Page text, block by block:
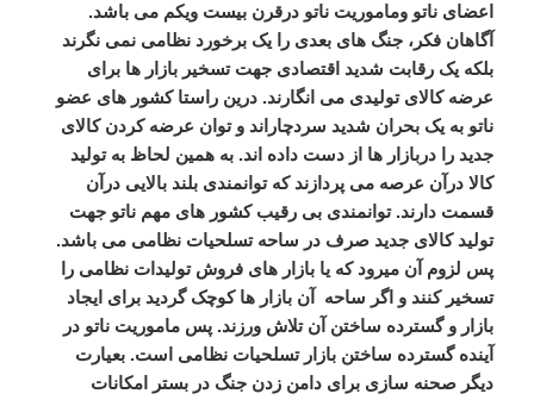
اعضای ناتو وماموریت ناتو درقرن بیست ویکم می باشد.
آگاهان فکر، جنگ های بعدی را یک برخورد نظامی نمی نگرند
بلکه یک رقابت شدید اقتصادی جهت تسخیر بازار ها برای
عرضه کالای تولیدی می انگارند. درین راستا کشور های عضو
ناتو به یک بحران شدید سردچاراند و توان عرضه کردن کالای
جدید را دربازار ها از دست داده اند. به همین لحاظ به تولید
کالا درآن عرصه می پردازند که توانمندی بلند بالایی درآن
قسمت دارند. توانمندی بی رقیب کشور های مهم ناتو جهت
تولید کالای جدید صرف در ساحه تسلحیات نظامی می باشد.
پس لزوم آن میرود که یا بازار های فروش تولیدات نظامی را
تسخیر کنند و اگر ساحه آن بازار ها کوچک گردید برای ایجاد
بازار و گسترده ساختن آن تلاش ورزند. پس ماموریت ناتو در
آینده گسترده ساختن بازار تسلحیات نظامی است. بعیارت
دیگر صحنه سازی برای دامن زدن جنگ در بستر امکانات